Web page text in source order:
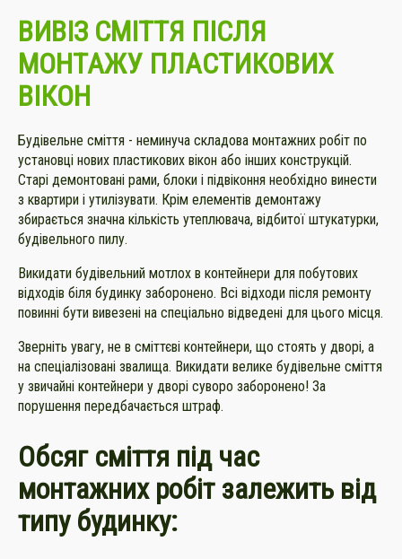
ВИВІЗ СМІТТЯ ПІСЛЯ
МОНТАЖУ ПЛАСТИКОВИХ
ВІКОН
Будівельне сміття - неминуча складова монтажних робіт по
установці нових пластикових вікон або інших конструкцій.
Старі демонтовані рами, блоки і підвіконня необхідно винести
з квартири і утилізувати. Крім елементів демонтажу
збирається значна кількість утеплювача, відбитої штукатурки,
будівельного пилу.
Викидати будівельний мотлох в контейнери для побутових
відходів біля будинку заборонено. Всі відходи після ремонту
повинні бути вивезені на спеціально відведені для цього місця.
Зверніть увагу, не в сміттєві контейнери, що стоять у дворі, а
на спеціалізовані звалища. Викидати велике будівельне сміття
у звичайні контейнери у дворі суворо заборонено! За
порушення передбачається штраф.
Обсяг сміття під час
монтажних робіт залежить від
типу будинку: